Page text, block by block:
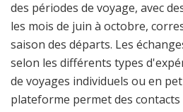
des périodes de voyage, avec
les mois de juin à octobre,
saison des départs. Les
selon les différents types
de voyages individuels ou en
plateforme permet des